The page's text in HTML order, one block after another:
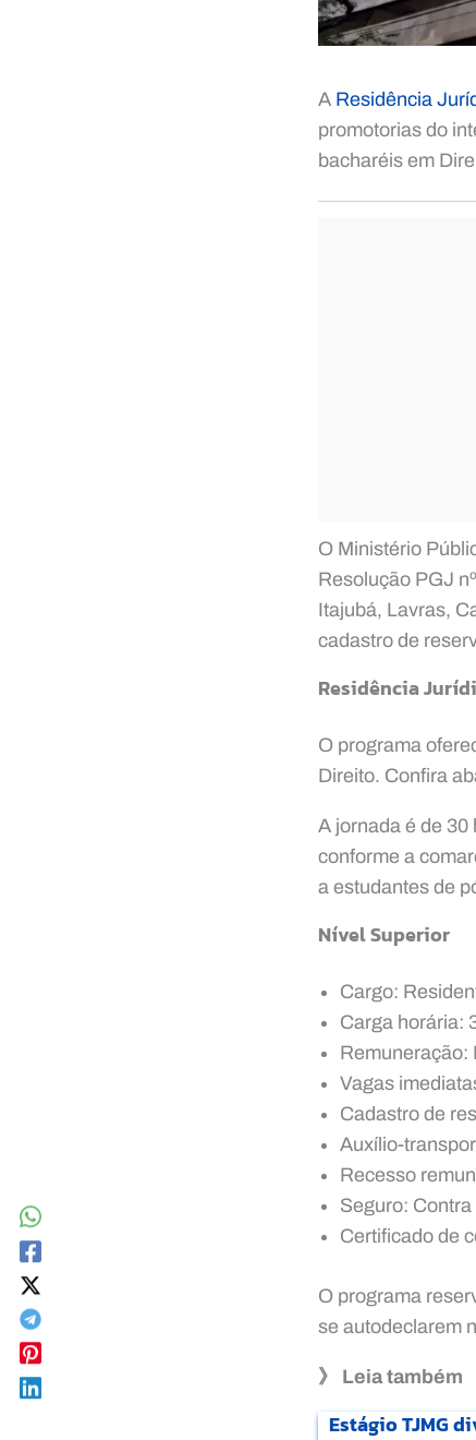
A Residência
promotorias do
bacharéis em
O Ministério
Resolução PGJ
Itajubá, Lavras,
cadastro de
Residência
O programa
Direito. Confira
A jornada é de
conforme a
a estudantes de
Nível Superior
Cargo:
Carga horária:
Remuneração:
Vagas
Cadastro de
Auxílio-
Recesso
Seguro:
Certificado de
O programa
se autodeclarem
》 Leia também
Estágio TJMG